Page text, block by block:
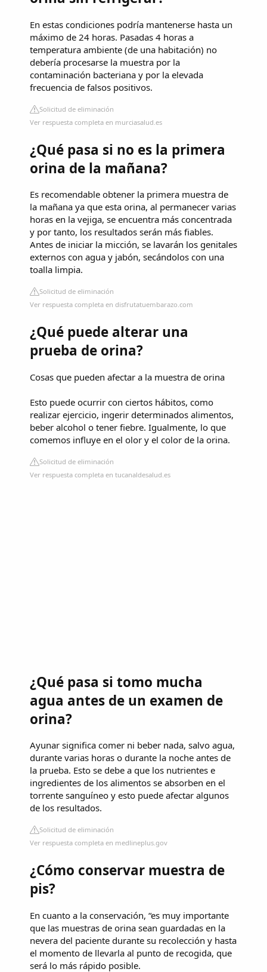
En estas condiciones podría mantenerse hasta un
máximo de 24 horas. Pasadas 4 horas a
temperatura ambiente (de una habitación) no
debería procesarse la muestra por la
contaminación bacteriana y por la elevada
frecuencia de falsos positivos.
Solicitud de eliminación
Ver respuesta completa en murciasalud.es
¿Qué pasa si no es la primera
orina de la mañana?
Es recomendable obtener la primera muestra de
la mañana ya que esta orina, al permanecer varias
horas en la vejiga, se encuentra más concentrada
y por tanto, los resultados serán más fiables.
Antes de iniciar la micción, se lavarán los genitales
externos con agua y jabón, secándolos con una
toalla limpia.
Solicitud de eliminación
Ver respuesta completa en disfrutatuembarazo.com
¿Qué puede alterar una
prueba de orina?
Cosas que pueden afectar a la muestra de orina
Esto puede ocurrir con ciertos hábitos, como
realizar ejercicio, ingerir determinados alimentos,
beber alcohol o tener fiebre. Igualmente, lo que
comemos influye en el olor y el color de la orina.
Solicitud de eliminación
Ver respuesta completa en tucanaldesalud.es
¿Qué pasa si tomo mucha
agua antes de un examen de
orina?
Ayunar significa comer ni beber nada, salvo agua,
durante varias horas o durante la noche antes de
la prueba. Esto se debe a que los nutrientes e
ingredientes de los alimentos se absorben en el
torrente sanguíneo y esto puede afectar algunos
de los resultados.
Solicitud de eliminación
Ver respuesta completa en medlineplus.gov
¿Cómo conservar muestra de
pis?
En cuanto a la conservación, “es muy importante
que las muestras de orina sean guardadas en la
nevera del paciente durante su recolección y hasta
el momento de llevarla al punto de recogida, que
será lo más rápido posible.